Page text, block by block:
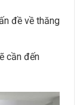
đề về thăng
cần đến